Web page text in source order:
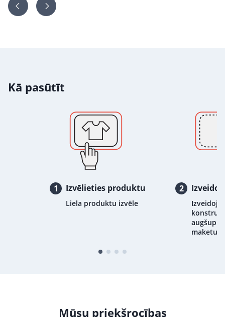
Kā pasūtīt
1 Izvēlieties produktu
Liela produktu izvēle
2
maketu
Mūsu priekšrocības